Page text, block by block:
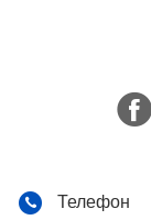
Телефон